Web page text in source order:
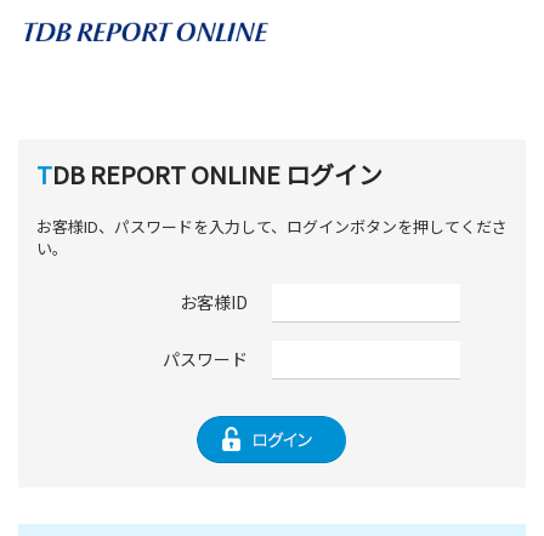
TDB REPORT ONLINE ログイン
お客様ID、パスワードを入力して、ログインボタンを押してくださ
い。
お客様ID
パスワード